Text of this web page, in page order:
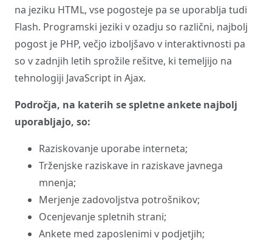
na jeziku HTML, vse pogosteje pa se uporablja tudi
Flash. Programski jeziki v ozadju so različni, najbolj
pogost je PHP, večjo izboljšavo v interaktivnosti pa
so v zadnjih letih sprožile rešitve, ki temeljijo na
tehnologiji JavaScript in Ajax.
Področja, na katerih se spletne ankete najbolj
uporabljajo, so:
Raziskovanje uporabe interneta;
Trženjske raziskave in raziskave javnega
mnenja;
Merjenje zadovoljstva potrošnikov;
Ocenjevanje spletnih strani;
Ankete med zaposlenimi v podjetjih;